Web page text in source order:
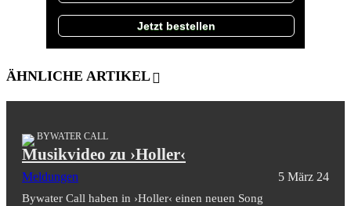
Jetzt bestellen
ÄHNLICHE ARTIKEL
BYWATER CALL
Musikvideo zu ›Holler‹
Meldungen 5 März 24
Bywater Call haben in ›Holler‹ einen neuen Song